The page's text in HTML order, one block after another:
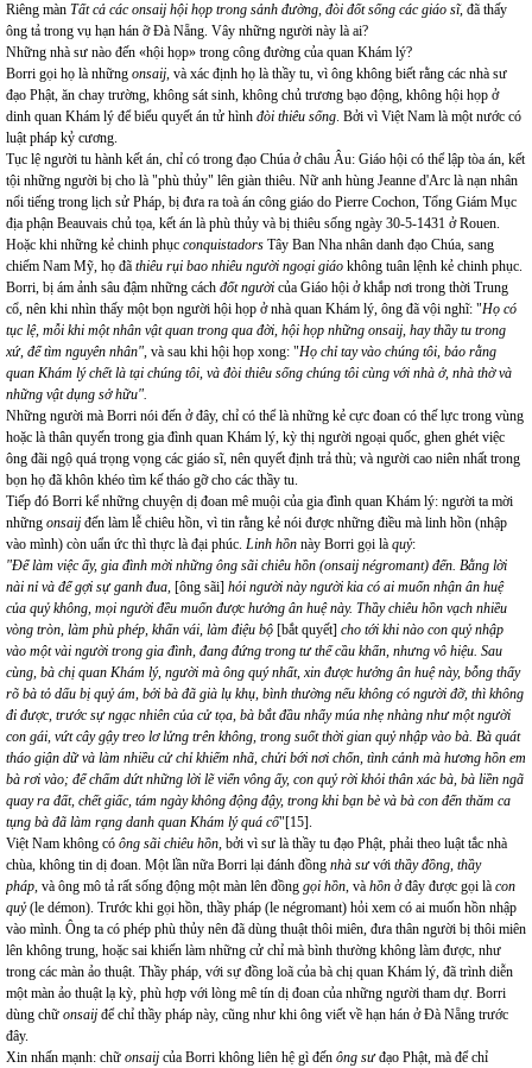
Riêng màn Tất cả các onsaij hội họp trong sảnh đường, đòi đốt sống các giáo sĩ, đã thấy
ông tả trong vụ hạn hán ỡ Đà Nẵng. Vây những người này là ai?
Những nhà sư nào đến «hội họp» trong công đường của quan Khám lý?
Borri gọi họ là những onsaij, và xác định họ là thầy tu, vì ông không biết rằng các nhà sư
đạo Phật, ăn chay trường, không sát sinh, không chủ trương bạo động, không hội họp ở
dinh quan Khám lý để biểu quyết án tử hình đòi thiêu sống. Bởi vì Việt Nam là một nước có
luật pháp kỷ cương.
Tục lệ người tu hành kết án, chỉ có trong đạo Chúa ở châu Âu: Giáo hội có thể lập tòa án, kết
tội những người bị cho là "phù thủy" lên giàn thiêu. Nữ anh hùng Jeanne d'Arc là nạn nhân
nổi tiếng trong lịch sử Pháp, bị đưa ra toà án công giáo do Pierre Cochon, Tổng Giám Mục
địa phận Beauvais chủ tọa, kết án là phù thủy và bị thiêu sống ngày 30-5-1431 ở Rouen.
Hoặc khi những kẻ chinh phục conquistadors Tây Ban Nha nhân danh đạo Chúa, sang
chiếm Nam Mỹ, họ đã thiêu rụi bao nhiêu người ngoại giáo không tuân lệnh kẻ chinh phục.
Borri, bị ám ảnh sâu đậm những cách đốt người của Giáo hội ở khắp nơi trong thời Trung
cổ, nên khi nhìn thấy một bọn người hội họp ở nhà quan Khám lý, ông đã vội nghĩ: "Họ có
tục lệ, mỗi khi một nhân vật quan trong qua đời, hội họp những onsaij, hay thầy tu trong
xứ, để tìm nguyên nhân", và sau khi hội họp xong: "Họ chỉ tay vào chúng tôi, bảo rằng
quan Khám lý chết là tại chúng tôi, và đòi thiêu sống chúng tôi cùng với nhà ở, nhà thờ và
những vật dụng sở hữu".
Những người mà Borri nói đến ở đây, chỉ có thể là những kẻ cực đoan có thế lực trong vùng
hoặc là thân quyến trong gia đình quan Khám lý, kỳ thị người ngoại quốc, ghen ghét việc
ông đãi ngộ quá trọng vọng các giáo sĩ, nên quyết định trả thù; và người cao niên nhất trong
bọn họ đã khôn khéo tìm kế tháo gỡ cho các thầy tu.
Tiếp đó Borri kể những chuyện dị đoan mê muội của gia đình quan Khám lý: người ta mời
những onsaij đến làm lễ chiêu hồn, vì tin rằng kẻ nói được những điều mà linh hồn (nhập
vào mình) còn uẩn ức thì thực là đại phúc. Linh hồn này Borri gọi là quỷ:
"Để làm việc ấy, gia đình mời những ông sãi chiêu hồn (onsaij négromant) đến. Bằng lời
nài nỉ và để gợi sự ganh đua, [ông sãi] hỏi người này người kia có ai muốn nhận ân huệ
của quỷ không, mọi người đều muốn được hưởng ân huệ này. Thầy chiêu hồn vạch nhiều
vòng tròn, làm phù phép, khấn vái, làm điệu bộ [bắt quyết] cho tới khi nào con quỷ nhập
vào một vài người trong gia đình, đang đứng trong tư thế cầu khẩn, nhưng vô hiệu. Sau
cùng, bà chị quan Khám lý, người mà ông quý nhất, xin được hưởng ân huệ này, bỗng thấy
rõ bà tỏ dấu bị quỷ ám, bởi bà đã già lụ khụ, bình thường nếu không có người đỡ, thì không
đi được, trước sự ngạc nhiên của cử tọa, bà bắt đầu nhẩy múa nhẹ nhàng như một người
con gái, vứt cây gậy treo lơ lửng trên không, trong suốt thời gian quỷ nhập vào bà. Bà quát
tháo giận dữ và làm nhiều cử chỉ khiếm nhã, chửi bới nơi chốn, tình cảnh mà hương hồn em
bà rơi vào; để chấm dứt những lời lẽ viển vông ấy, con quỷ rời khỏi thân xác bà, bà liền ngã
quay ra đất, chết giấc, tám ngày không động đậy, trong khi bạn bè và bà con đến thăm ca
tụng bà đã làm rạng danh quan Khám lý quá cố"[15].
Việt Nam không có ông sãi chiêu hồn, bởi vì sư là thầy tu đạo Phật, phải theo luật tắc nhà
chùa, không tin dị đoan. Một lần nữa Borri lại đánh đồng nhà sưvới thầy đồng, thầy
pháp, và ông mô tả rất sống động một màn lên đồng gọi hồn, và hồn ở đây được gọi là con
quỷ(le démon). Trước khi gọi hồn, thầy pháp (le négromant) hỏi xem có ai muốn hồn nhập
vào mình. Ông ta có phép phù thủy nên đã dùng thuật thôi miên, đưa thân người bị thôi miên
lên không trung, hoặc sai khiến làm những cử chỉ mà bình thường không làm được, như
trong các màn ảo thuật. Thầy pháp, với sự đồng loã của bà chị quan Khám lý, đã trình diễn
một màn ảo thuật lạ kỳ, phù hợp với lòng mê tín dị đoan của những người tham dự. Borri
dùng chữ onsaij để chỉ thầy pháp này, cũng như khi ông viết về hạn hán ở Đà Nẵng trước
đây.
Xin nhấn mạnh: chữ onsaij của Borri không liên hệ gì đến ông sưđạo Phật, mà để chỉ